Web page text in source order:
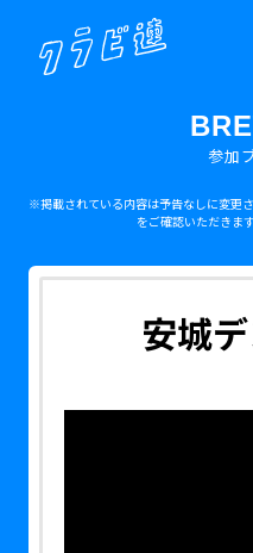
参加
※掲載されている内容は予告なしに変更
をご確認いただきま
安城